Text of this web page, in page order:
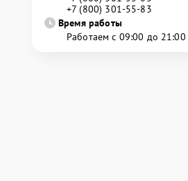
+7 (800) 301-55-83
Время работы
Работаем с 09:00 до 21:00